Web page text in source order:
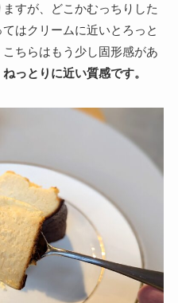
すが、どこかむっちりした
はクリームに近いとろっと
ちらはもう少し固形感があ
っとりに近い質感です。